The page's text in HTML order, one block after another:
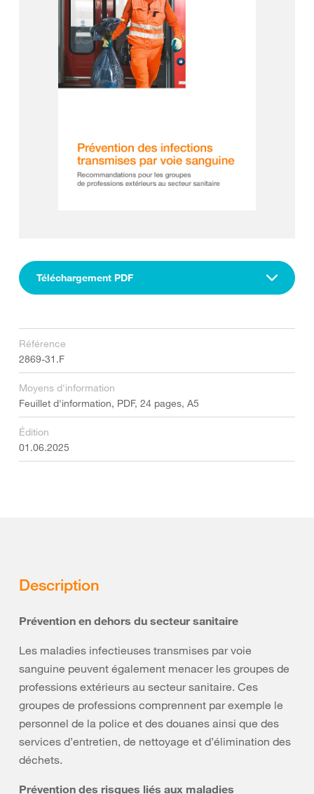
Téléchargement PDF
Référence
2869-31.F
Moyens d'information
Feuillet d'information, PDF, 24 pages, A5
Édition
01.06.2025
Description
Prévention en dehors du secteur sanitaire
Les maladies infectieuses transmises par voie
sanguine peuvent également menacer les groupes de
professions extérieurs au secteur sanitaire. Ces
groupes de professions comprennent par exemple le
personnel de la police et des douanes ainsi que des
services d’entretien, de nettoyage et d’élimination des
déchets.
Prévention des risques liés aux maladies